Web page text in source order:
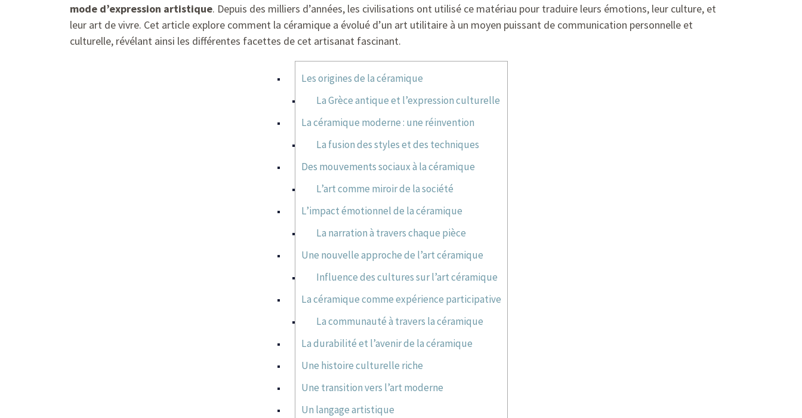
mode d’expression artistique. Depuis des milliers d’années, les civilisations ont utilisé ce matériau pour traduire leurs émotions, leur culture, et
leur art de vivre. Cet article explore comment la céramique a évolué d’un art utilitaire à un moyen puissant de communication personnelle et
culturelle, révélant ainsi les différentes facettes de cet artisanat fascinant.
Les origines de la céramique
La Grèce antique et l’expression culturelle
La céramique moderne : une réinvention
La fusion des styles et des techniques
Des mouvements sociaux à la céramique
L’art comme miroir de la société
L’impact émotionnel de la céramique
La narration à travers chaque pièce
Une nouvelle approche de l’art céramique
Influence des cultures sur l’art céramique
La céramique comme expérience participative
La communauté à travers la céramique
La durabilité et l’avenir de la céramique
Une histoire culturelle riche
Une transition vers l’art moderne
Un langage artistique